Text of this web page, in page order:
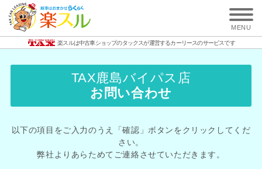
楽スルは中古車ショップのタックスが運営するカーリースのサービスです
MENU
TAX鹿島バイパス店
お問い合わせ
以下の項目をご入力のうえ「確認」ボタンをクリックしてくだ
さい。
弊社よりあらためてご連絡させていただきます。